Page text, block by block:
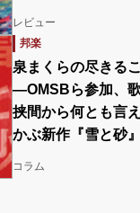
レビュー
邦楽
泉まくらの尽きる
―OMSBら参加、
挟間から何とも言
かぶ新作『雪と砂』
コラム